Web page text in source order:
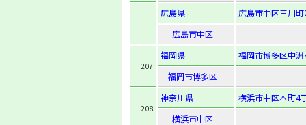
広島県
広島市中区三川
広島市中区
207
福岡県
福岡市博多区中
福岡市博多区
208
神奈川県
横浜市中区本町4
横浜市中区